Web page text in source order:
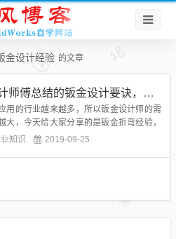
金设计经验 的文章
钣金设计师傅总结的钣金设计要诀，折弯经验堪称武功秘籍
用的行业越来越多，所以钣金设计师的需
大，今天给大家分享的是钣金折弯经验，
事钣金的设计师有一定的借鉴意义。正
知识 2019-09-25